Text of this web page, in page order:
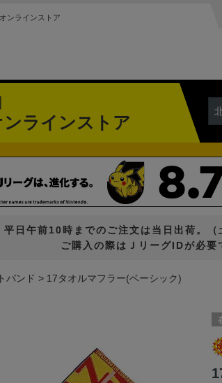
ンラインストア
ラインストア
平日午前10時までのご注文は当日出荷。（
ご購入の際はＪリーグIDが必要
バンド 17タオルマフラー(ベーシック)